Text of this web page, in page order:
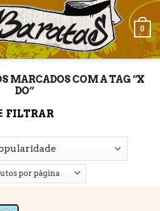
0
MARCADOS COM A TAG “X
DO”
FILTRAR